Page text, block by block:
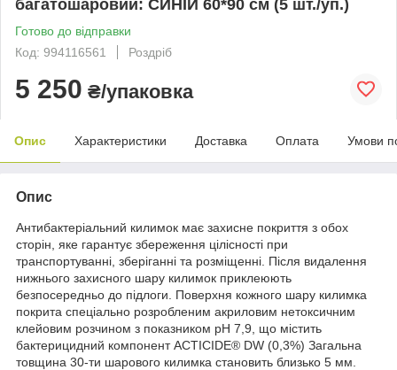
багатошаровий: СИНІЙ 60*90 см (5 шт./уп.)
Готово до відправки
Код: 994116561
Роздріб
5 250 ₴/упаковка
Опис Характеристики Доставка Оплата Умови
Опис
Антибактеріальний килимок має захисне покриття з обох
сторін, яке гарантує збереження цілісності при
транспортуванні, зберіганні та розміщенні. Після видалення
нижнього захисного шару килимок приклеюють
безпосередньо до підлоги. Поверхня кожного шару килимка
покрита спеціально розробленим акриловим нетоксичним
клейовим розчином з показником рН 7,9, що містить
бактерицидний компонент ACTICIDE® DW (0,3%) Загальна
товщина 30-ти шарового килимка становить близько 5 мм.